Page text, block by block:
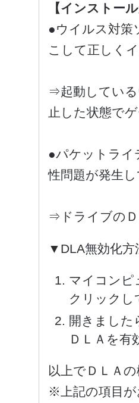
【インストー
●ウイルス対策
こして正しく
⇒起動している
止した状態で
●パケットライ
性問題が発生
⇒ドライブの
▼DLA無効化
マイコンピ
クリックし
開きました
ＤＬＡを有
以上でＤＬＡ
※上記の項目が